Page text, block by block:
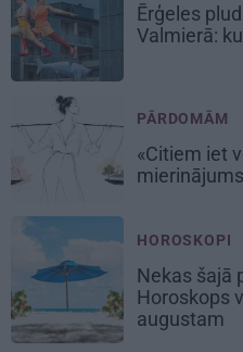
Ērģeles
Valmierā:
PĀRDOMĀM
«Citiem iet
HOROSKOPI
Nekas šajā
Horoskops
augustam